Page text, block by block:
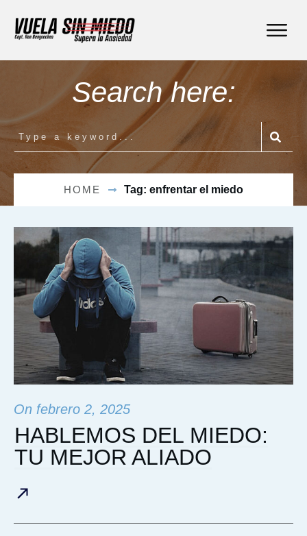
Search here:
HOME Tag: enfrentar el miedo
On febrero 2, 2025
HABLEMOS DEL MIEDO:
TU MEJOR ALIADO